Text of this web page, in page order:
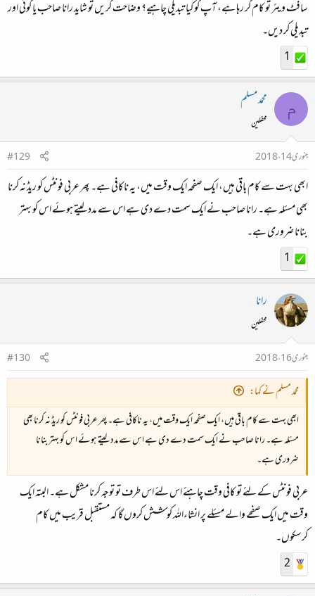
سافٹ ویئر تو کام کر رہا ہے، آپ کو کیا تبدیلی چاہیے؟ وضاحت کریں تو شاید رانا صاحب یا کوئی اور
تبدیلی کر دیں۔
1
م محمد مسلم
محفلین
جنوری 14، 2018
#129
ابھی بہت سے کام باقی ہیں، ایک صفحہ ایک وقت میں، یہ ناکافی ہے۔ پھر عربی فونٹس کو ریڈ نہ کرنا
بھی مسئلہ ہے۔ رانا صاحب نے ایک سمت دے دی ہے اس سے مدد لیتے ہوئے اس کو بہتر
بنانا ضروری ہے۔
1
رانا
محفلین
جنوری 16، 2018
#130
محمد مسلم نے کہا:
ابھی بہت سے کام باقی ہیں، ایک صفحہ ایک وقت میں، یہ ناکافی ہے۔ پھر عربی فونٹس کو ریڈ نہ کرنا بھی
مسئلہ ہے۔ رانا صاحب نے ایک سمت دے دی ہے اس سے مدد لیتے ہوئے اس کو بہتر بنانا
ضروری ہے۔
عربی فونٹس کے لئے تو کافی وقت چاہئے اس لئے اس طرف تو توجہ کرنا مشکل ہے۔ البتہ ایک
وقت میں ایک صفحے والے مسئلے پر انشاءاللہ کوشش کروں گا کہ مستقبل قریب میں کام
کرسکوں۔
2